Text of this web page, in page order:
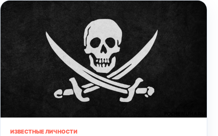
ИЗВЕСТНЫЕ ЛИЧНОСТИ